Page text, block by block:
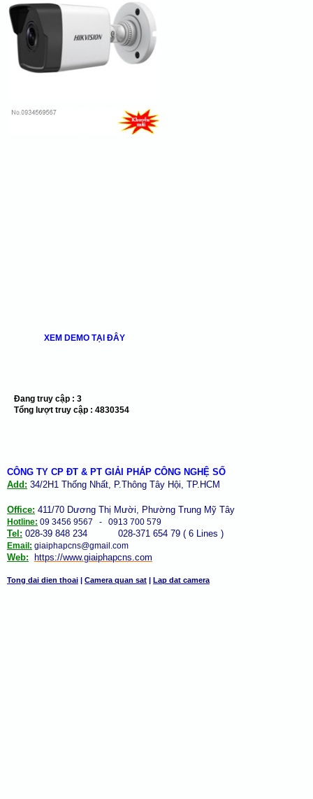
XEM DEMO TẠI ĐÂY
Đang truy cập : 3
Tổng lượt truy cập : 4830354
CÔNG TY CP ĐT & PT GIẢI PHÁP CÔNG NGHỆ SỐ
Add: 34/2H1 Thống Nhất, P.Thông Tây Hội, TP.HCM
Office: 411/70 Dương Thị Mười, Phường Trung Mỹ Tây
Hotline: 09 3456 9567 - 0913 700 579
Tel: 028-39 848 234 028-371 654 79 ( 6 Lines )
Email: giaiphapcns@gmail.com
Web: https://www.giaiphapcns.com
Tong dai dien thoai | Camera quan sat | Lap dat camera